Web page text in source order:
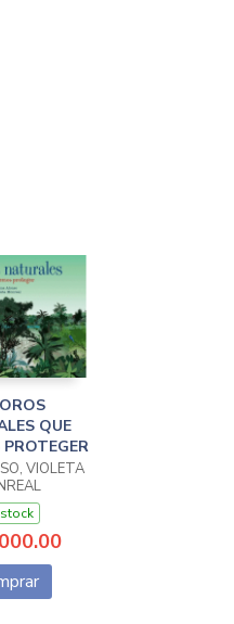
QUE
PROTEGER
VIOLETA